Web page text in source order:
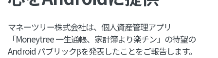
マネーツリー株式会社は、個人資産管理アプリ
「Moneytree 一生通帳、家計簿より楽チン」の待望の
Android パブリックβを発表したことをご報告します。